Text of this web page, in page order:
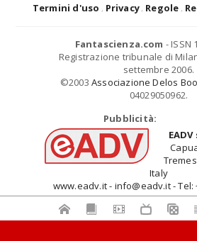
Termini d'uso Privacy Regole
Fantascienza.com - ISSN
Registrazione tribunale di
settembre 2006.
©2003 Associazione Delos
04029050962.
Pubblicità:
Italy
www.eadv.it - info@eadv.it - Tel: